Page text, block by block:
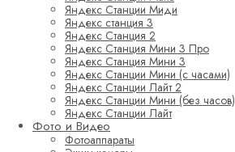
Яндекс Станции Миди
Яндекс станция 3
Яндекс Станция 2
Яндекс Станция Мини 3 Про
Яндекс Станция Мини 3
Яндекс Станции Мини (с часами)
Яндекс Станции Лайт 2
Яндекс Станции Мини (без часов)
Яндекс Станции Лайт
Фото и Видео
Фотоаппараты